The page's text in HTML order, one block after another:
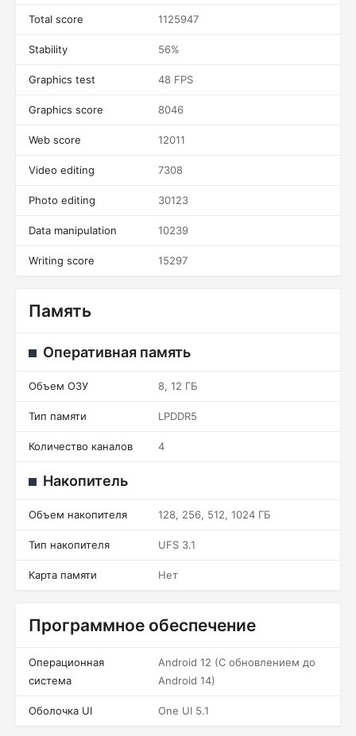
Total score 1125947
Stability 56%
Graphics test 48 FPS
Graphics score 8046
Web score 12011
Video editing 7308
Photo editing 30123
Data manipulation 10239
Writing score 15297
Память
Оперативная память
Объем ОЗУ 8, 12 ГБ
Тип памяти LPDDR5
Количество каналов 4
Накопитель
Объем накопителя 128, 256, 512, 1024 ГБ
Тип накопителя UFS 3.1
Карта памяти Нет
Программное обеспечение
Операционная
система
Android 12 (С обновлением до
Android 14)
Оболочка UI One UI 5.1